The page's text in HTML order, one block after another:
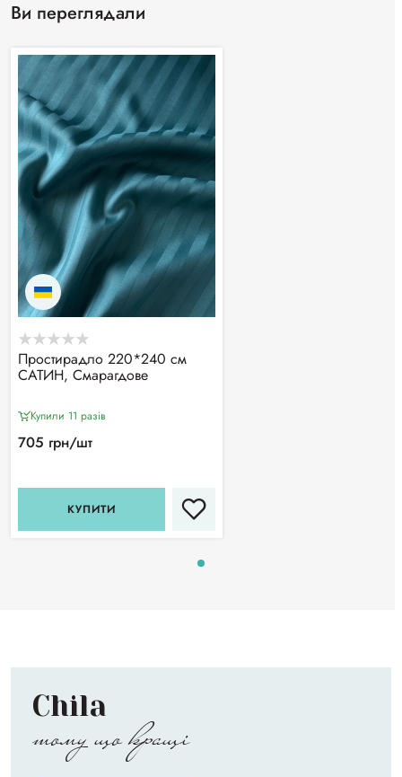
Ви переглядали
Простирадло 220*240 см
САТИН, Смарагдове
Купили 11 разiв
705 грн/шт
КУПИТИ
Chila
тому що кращі